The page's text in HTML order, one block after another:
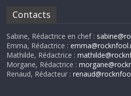
Contacts
Sabine, Rédactrice en chef :
Emma, Rédactrice :
Mathilde, Rédactrice :
Morgane, Rédactrice :
Renaud, Rédacteur :